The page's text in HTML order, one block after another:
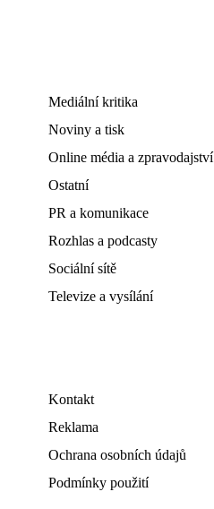
Mediální kritika
Noviny a tisk
Online média a zpravodajství
Ostatní
PR a komunikace
Rozhlas a podcasty
Sociální sítě
Televize a vysílání
Kontakt
Reklama
Ochrana osobních údajů
Podmínky použití